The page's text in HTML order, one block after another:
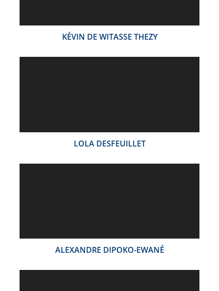
KÉVIN DE WITASSE THEZY
LOLA DESFEUILLET
ALEXANDRE DIPOKO-EWANÉ